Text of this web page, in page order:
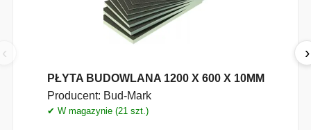
‹
PŁYTA BUDOWLANA 1200 X 600 X 10MM
Producent: Bud-Mark
✔ W magazynie (21 szt.)
›